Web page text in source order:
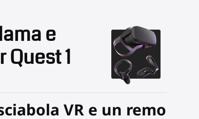
e
1
VR e un remo